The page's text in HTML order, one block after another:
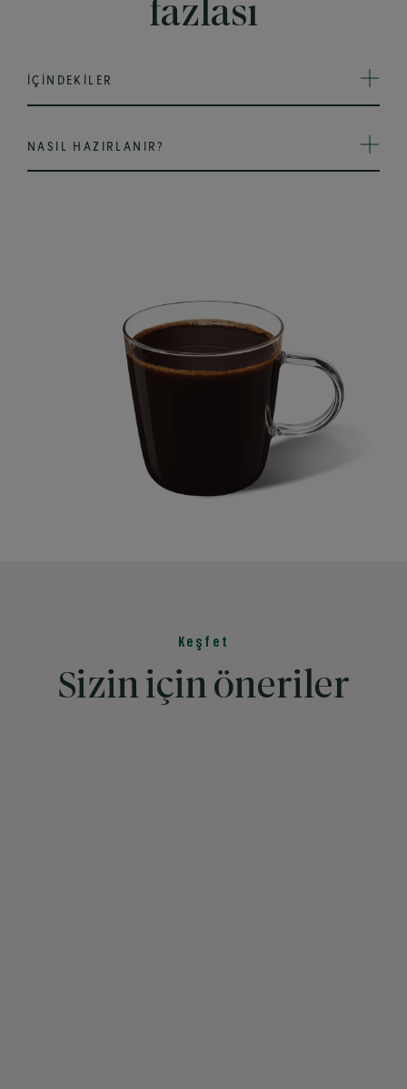
fazlası
İÇİNDEKİLER
NASIL HAZIRLANIR?
Keşfet
Sizin için öneriler